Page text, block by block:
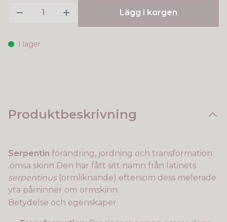
Lägg i korgen
I lager
Produktbeskrivning
Serpentin förändring, jordning och transformation
.ömsa skinn Den har fått sitt namn från latinets
serpentinus (ormliknande) eftersom dess melerade
yta påminner om ormskinn.
Betydelse och egenskaper